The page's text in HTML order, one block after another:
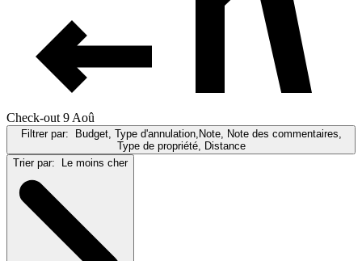
Check-out 9 Aoû
Filtrer par: Budget, Type d'annulation,Note, Note des commentaires,
Type de propriété, Distance
Trier par: Le moins cher